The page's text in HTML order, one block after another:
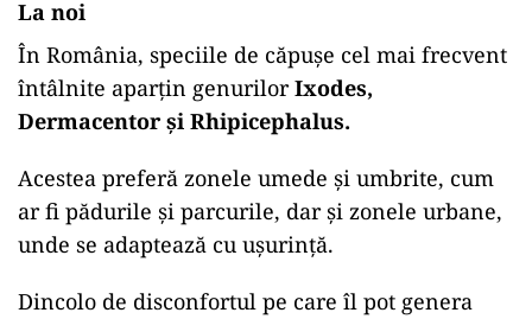
La noi
În România, speciile de căpușe cel mai frecvent
întâlnite aparțin genurilorIxodes,
Dermacentor și Rhipicephalus.
Acestea preferă zonele umede și umbrite, cum
ar fi pădurile și parcurile, dar și zonele urbane,
unde se adaptează cu ușurință.
Dincolo de disconfortul pe care îl pot genera